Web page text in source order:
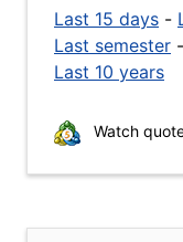
Last 15 days -
Last semester -
Last 10 years
Watch